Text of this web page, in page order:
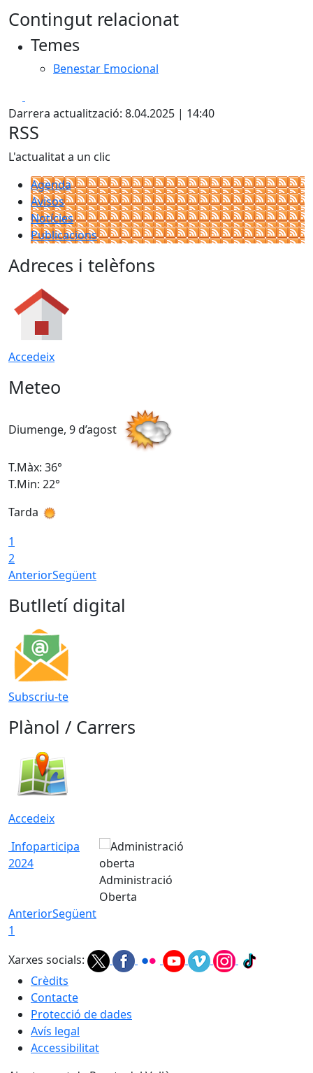
Contingut relacionat
Temes
Benestar Emocional
Darrera actualització: 8.04.2025 | 14:40
RSS
L'actualitat a un clic
Agenda
Avisos
Notícies
Publicacions
Adreces i telèfons
Accedeix
Meteo
Diumenge, 9 d’agost
T.Màx: 36°
T.Min: 22°
Tarda
1
2
AnteriorSegüent
Butlletí digital
Subscriu-te
Plànol / Carrers
Accedeix
Infoparticipa
2024
Administració
Oberta
AnteriorSegüent
1
Xarxes socials:
Crèdits
Contacte
Protecció de dades
Avís legal
Accessibilitat